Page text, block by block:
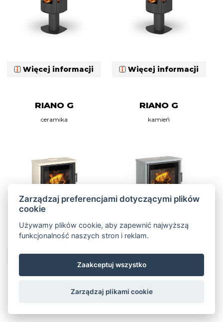
Więcej informacji Więcej informacji
RIANO G
ceramika
Więcej informacji
RIANO G
kamień
Więcej informacji
RIANO G SIENA N 01
Zarządzaj preferencjami dotyczącymi plików
cookie
Używamy plików cookie, aby zapewnić najwyższą
funkcjonalność naszych stron i reklam.
Zaakceptuj wszystko
Zarządzaj plikami cookie